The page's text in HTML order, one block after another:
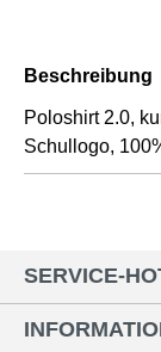
Beschreibung
Poloshirt 2.0,
Schullogo,
SERVICE-